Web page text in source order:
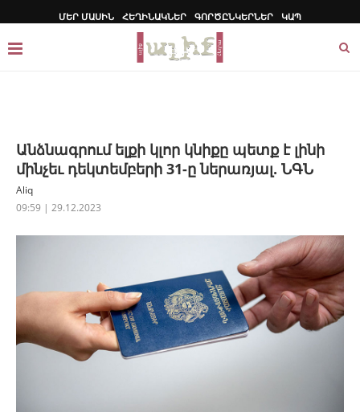
ՄԵՐ ՄԱՍԻՆ ՀԵՂԻՆԱԿՆԵՐ ԳՈՐԾԸՆԿԵՐՆԵՐ ԿԱՊ
Անձնագրում ելքի կլոր կնիքը պետք է լինի
մինչեւ դեկտեմբերի 31-ը ներառյալ. ՆԳՆ
Aliq
09:59 | 29.12.2023